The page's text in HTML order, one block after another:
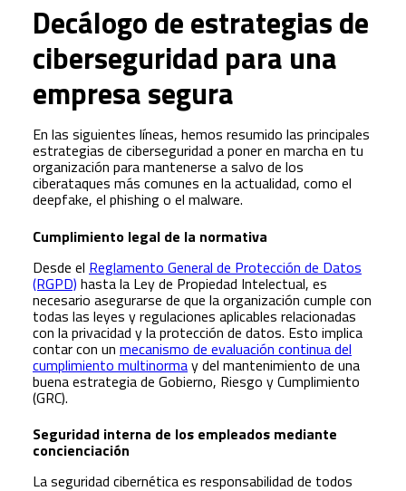
Decálogo de estrategias de
ciberseguridad para una
empresa segura
En las siguientes líneas, hemos resumido las principales
estrategias de ciberseguridad a poner en marcha en tu
organización para mantenerse a salvo de los
ciberataques más comunes en la actualidad, como el
deepfake, el phishing o el malware.
Cumplimiento legal de la normativa
Desde el Reglamento General de Protección de Datos
(RGPD) hasta la Ley de Propiedad Intelectual, es
necesario asegurarse de que la organización cumple con
todas las leyes y regulaciones aplicables relacionadas
con la privacidad y la protección de datos. Esto implica
contar con un mecanismo de evaluación continua del
cumplimiento multinormay del mantenimiento de una
buena estrategia de Gobierno, Riesgo y Cumplimiento
(GRC).
Seguridad interna de los empleados mediante
concienciación
La seguridad cibernética es responsabilidad de todos